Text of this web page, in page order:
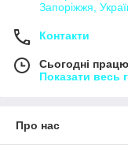
Запоріжжя,
Контакти
Сьогодні
Показати весь
Про нас